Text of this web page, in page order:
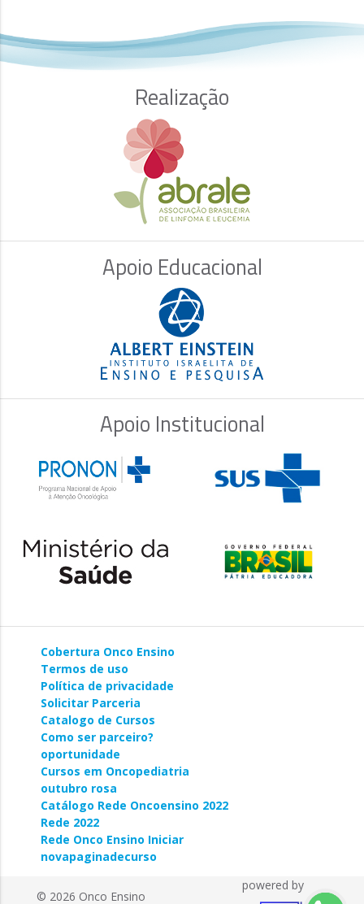
Realização
Apoio Educacional
Apoio Institucional
Cobertura Onco Ensino
Termos de uso
Política de privacidade
Solicitar Parceria
Catalogo de Cursos
Como ser parceiro?
oportunidade
Cursos em Oncopediatria
outubro rosa
Catálogo Rede Oncoensino 2022
Rede 2022
Rede Onco Ensino Iniciar
novapaginadecurso
© 2026 Onco Ensino
powered by